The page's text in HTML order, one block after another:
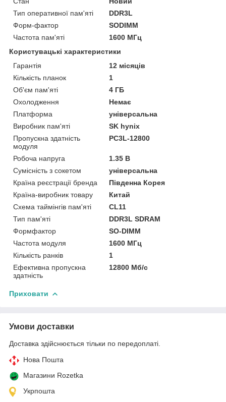
Тип оперативної пам'яті
DDR3L
Форм-фактор
SODIMM
Частота пам'яті
1600 МГц
Користувацькі характеристики
Гарантія
12 місяців
Кількість планок
1
Об'єм пам'яті
4 ГБ
Охолодження
Немає
Платформа
універсальна
Виробник пам'яті
SK hynix
Пропускна здатність
модуля
PC3L-12800
Робоча напруга
1.35 В
Сумісність з сокетом
універсальна
Країна реєстрації бренда
Південна Корея
Країна-виробник товару
Китай
Схема таймінгів пам'яті
CL11
Тип пам'яті
DDR3L SDRAM
Формфактор
SO-DIMM
Частота модуля
1600 МГц
Кількість ранків
1
Ефективна пропускна
здатність
12800 Мб/с
Приховати
Умови доставки
Доставка здійснюється тільки по передоплаті.
Нова Пошта
Магазини Rozetka
Укрпошта